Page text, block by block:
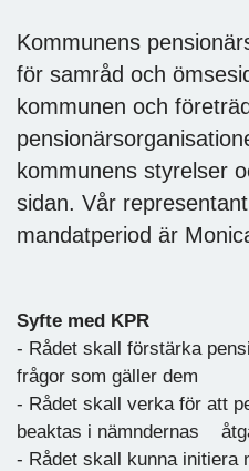
Kommunens
för samråd och
kommunen och
kommunens styrelser
sidan. Vår
mandatperiod är
Syfte med KPR
- Rådet skall förstärka
frågor som gäller dem
- Rådet skall verka för att
beaktas i nämndernas
- Rådet skall kunna initiera